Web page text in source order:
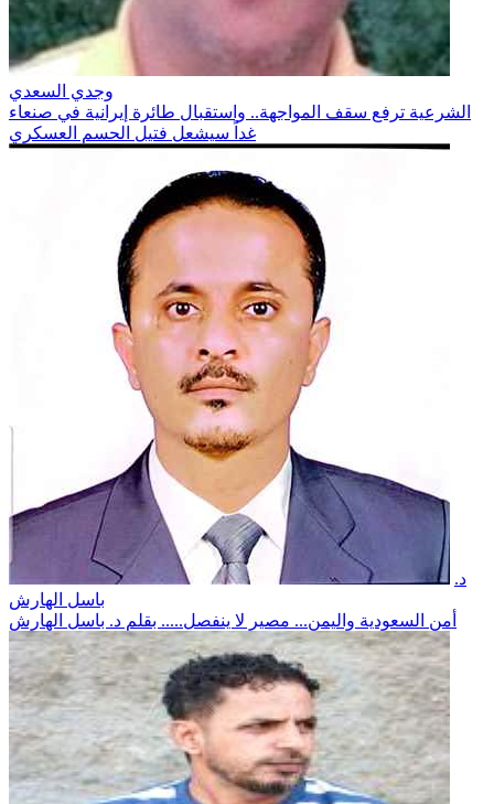
وجدي السعدي
الشرعية ترفع سقف المواجهة.. واستقبال طائرة إيرانية في صنعاء
غداً سيشعل فتيل الحسم العسكري
د.
باسل الهارش
أمن السعودية واليمن... مصير لا ينفصل..... بقلم د. باسل الهارش